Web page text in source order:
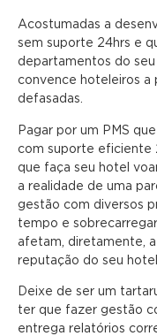
Acostumadas a
sem suporte 24hrs e
departamentos do
convence hoteleiros a
defasadas.
Pagar por um PMS
com suporte eficiente
que faça seu hotel
a realidade de uma
gestão com diversos
tempo e
afetam, diretamente,
reputação do seu
Deixe de ser um
ter que fazer gestão
entrega relatórios